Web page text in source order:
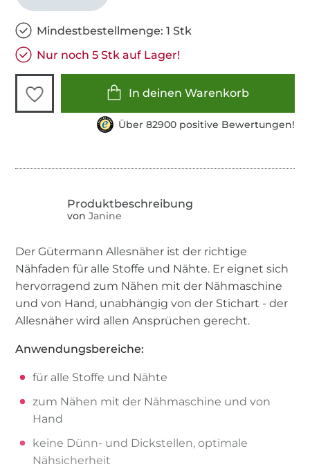
Mindestbestellmenge: 1 Stk
Nur noch 5 Stk auf Lager!
In deinen Warenkorb
Über 82900 positive Bewertungen!
von Janine
Der Gütermann Allesnäher ist der richtige
Nähfaden für alle Stoffe und Nähte. Er eignet sich
hervorragend zum Nähen mit der Nähmaschine
und von Hand, unabhängig von der Stichart - der
Allesnäher wird allen Ansprüchen gerecht.
Anwendungsbereiche:
für alle Stoffe und Nähte
zum Nähen mit der Nähmaschine und von
Hand
keine Dünn- und Dickstellen, optimale
Nähsicherheit